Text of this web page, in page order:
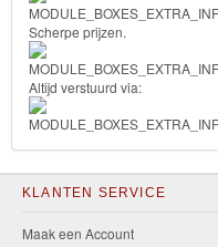
Birds
Batman
Goede
dinosaurus
Dora
-
Scherpe prijzen.
Altijd verstuurd via:
KLANTEN SERVICE
Maak een Account